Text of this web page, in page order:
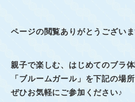
ページの閲覧ありがとうございま
親子で楽しむ、はじめてのブラ
「ブルームガール」を下記の場
ぜひお気軽にご参加ください♪